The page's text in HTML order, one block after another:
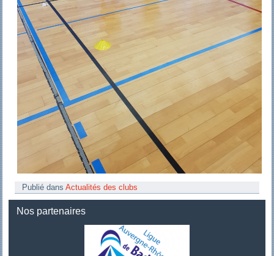
Publié dans Actualités des clubs
Nos partenaires